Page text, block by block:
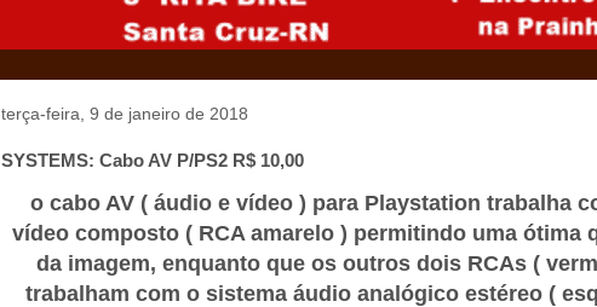
terça-feira, 9 de janeiro de 2018
SYSTEMS: Cabo AV P/PS2 R$ 10,00
o cabo AV ( áudio e vídeo ) para Playstation trabalha
vídeo composto ( RCA amarelo ) permitindo uma ótima
da imagem, enquanto que os outros dois RCAs (
trabalham com o sistema áudio analógico estéreo (